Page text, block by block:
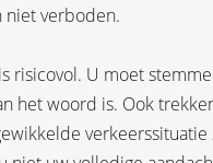
niet verboden.
risicovol. U moet
het woord is. Ook